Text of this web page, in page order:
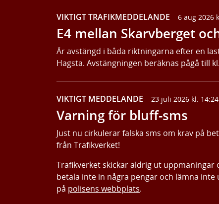
VIKTIGT TRAFIKMEDDELANDE 6 aug 2026
E4 mellan Skarvberget
Är avstängd i båda riktningarna efter en
Hagsta. Avstängningen beräknas pågå till
VIKTIGT MEDDELANDE 23 juli 2026 kl. 14:24
Varning för bluff-sms
Just nu cirkulerar falska sms om krav på
från Trafikverket!
Trafikverket skickar aldrig ut
betala inte in några pengar och lämna
på polisens webbplats.